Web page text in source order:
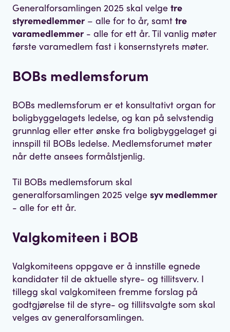
Generalforsamlingen 2025 skal velge tre
styremedlemmer– alle for to år, samt tre
varamedlemmer- alle for ett år. Til vanlig møter
første varamedlem fast i konsernstyrets møter.
BOBs medlemsforum
BOBs medlemsforum er et konsultativt organ for
boligbyggelagets ledelse, og kan på selvstendig
grunnlag eller etter ønske fra boligbyggelaget gi
innspill til BOBs ledelse. Medlemsforumet møter
når dette ansees formålstjenlig.
Til BOBs medlemsforum skal
generalforsamlingen 2025 velge syv medlemmer
- alle for ett år.
Valgkomiteen i BOB
Valgkomiteens oppgave er å innstille egnede
kandidater til de aktuelle styre- og tillitsverv. I
tillegg skal valgkomiteen fremme forslag på
godtgjørelse til de styre- og tillitsvalgte som skal
velges av generalforsamlingen.